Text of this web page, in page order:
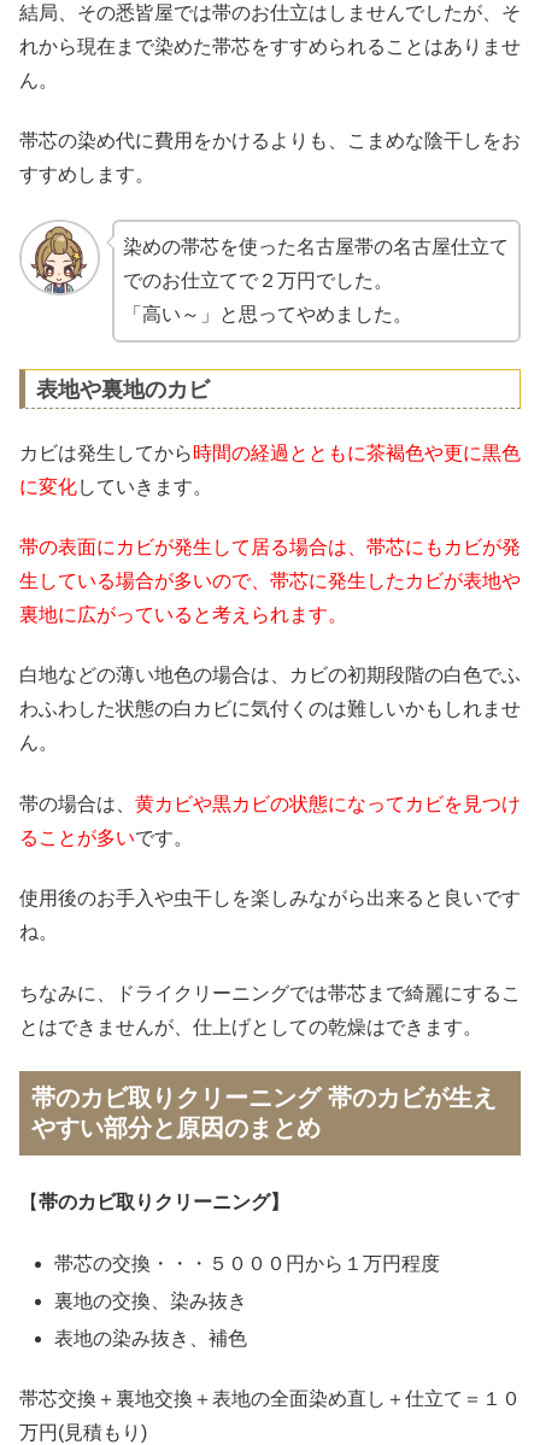
結局、その悉皆屋では帯のお仕立はしませんでしたが、そ
れから現在まで染めた帯芯をすすめられることはありませ
ん。
帯芯の染め代に費用をかけるよりも、こまめな陰干しをお
すすめします。
染めの帯芯を使った名古屋帯の名古屋仕立て
でのお仕立てで２万円でした。
「高い～」と思ってやめました。
表地や裏地のカビ
カビは発生してから時間の経過とともに茶褐色や更に黒色
に変化していきます。
帯の表面にカビが発生して居る場合は、帯芯にもカビが発
生している場合が多いので、帯芯に発生したカビが表地や
裏地に広がっていると考えられます。
白地などの薄い地色の場合は、カビの初期段階の白色でふ
わふわした状態の白カビに気付くのは難しいかもしれませ
ん。
帯の場合は、 黄カビや黒カビの状態になってカビを見つけ
ることが多いです。
使用後のお手入や虫干しを楽しみながら出来ると良いです
ね。
ちなみに、ドライクリーニングでは帯芯まで綺麗にするこ
とはできませんが、仕上げとしての乾燥はできます。
帯のカビ取りクリーニング 帯のカビが生え
やすい部分と原因のまとめ
【帯のカビ取りクリーニング】
帯芯の交換・・・５０００円から１万円程度
裏地の交換、染み抜き
表地の染み抜き、補色
帯芯交換＋裏地交換＋表地の全面染め直し＋仕立て＝１０
万円(見積もり)